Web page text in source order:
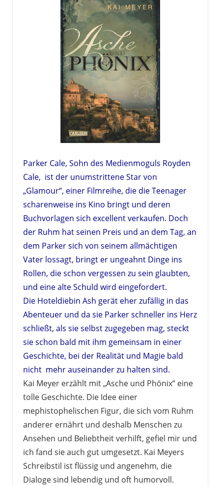
Parker Cale, Sohn des Medienmoguls Royden
Cale, ist der unumstrittene Star von
„Glamour“, einer Filmreihe, die die Teenager
scharenweise ins Kino bringt und deren
Buchvorlagen sich excellent verkaufen. Doch
der Ruhm hat seinen Preis und an dem Tag, an
dem Parker sich von seinem allmächtigen
Vater lossagt, bringt er ungeahnt Dinge ins
Rollen, die schon vergessen zu sein glaubten,
und eine alte Schuld wird eingefordert.
Die Hoteldiebin Ash gerät eher zufällig in das
Abenteuer und da sie Parker schneller ins Herz
schließt, als sie selbst zugegeben mag, steckt
sie schon bald mit ihm gemeinsam in einer
Geschichte, bei der Realität und Magie bald
nicht mehr auseinander zu halten sind.
Kai Meyer erzählt mit „Asche und Phönix“ eine
tolle Geschichte. Die Idee einer
mephistophelischen Figur, die sich vom Ruhm
anderer ernährt und deshalb Menschen zu
Ansehen und Beliebtheit verhilft, gefiel mir und
ich fand sie auch gut umgesetzt. Kai Meyers
Schreibstil ist flüssig und angenehm, die
Dialoge sind lebendig und oft humorvoll.